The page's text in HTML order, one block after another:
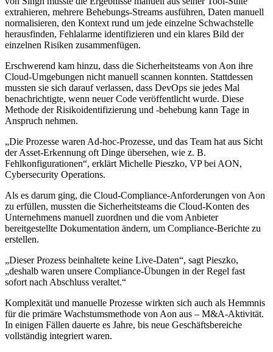
extrahieren, mehrere Behebungs-Streams ausführen, Daten manuell
normalisieren, den Kontext rund um jede einzelne Schwachstelle
herausfinden, Fehlalarme identifizieren und ein klares Bild der
einzelnen Risiken zusammenfügen.
Erschwerend kam hinzu, dass die Sicherheitsteams von Aon ihre
Cloud-Umgebungen nicht manuell scannen konnten. Stattdessen
mussten sie sich darauf verlassen, dass DevOps sie jedes Mal
benachrichtigte, wenn neuer Code veröffentlicht wurde. Diese
Methode der Risikoidentifizierung und -behebung kann Tage in
Anspruch nehmen.
„Die Prozesse waren Ad-hoc-Prozesse, und das Team hat aus Sicht
der Asset-Erkennung oft Dinge übersehen, wie z. B.
Fehlkonfigurationen“, erklärt Michelle Pieszko, VP bei AON,
Cybersecurity Operations.
Als es darum ging, die Cloud-Compliance-Anforderungen von Aon
zu erfüllen, mussten die Sicherheitsteams die Cloud-Konten des
Unternehmens manuell zuordnen und die vom Anbieter
bereitgestellte Dokumentation ändern, um Compliance-Berichte zu
erstellen.
„Dieser Prozess beinhaltete keine Live-Daten“, sagt Pieszko,
„deshalb waren unsere Compliance-Übungen in der Regel fast
sofort nach Abschluss veraltet.“
Komplexität und manuelle Prozesse wirkten sich auch als Hemmnis
für die primäre Wachstumsmethode von Aon aus – M&A-Aktivität.
In einigen Fällen dauerte es Jahre, bis neue Geschäftsbereiche
vollständig integriert waren.